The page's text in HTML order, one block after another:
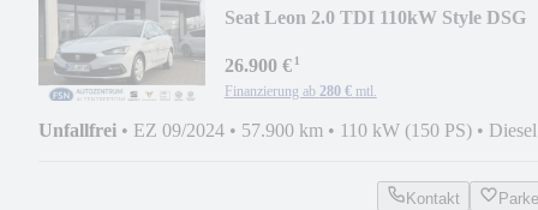
Seat Leon 2.0 TDI 110kW Style DSG
26.900 €¹
Finanzierung ab 280 € mtl.
Unfallfrei • EZ 09/2024 • 57.900 km • 110 kW (150 PS) • Diesel
Kontakt